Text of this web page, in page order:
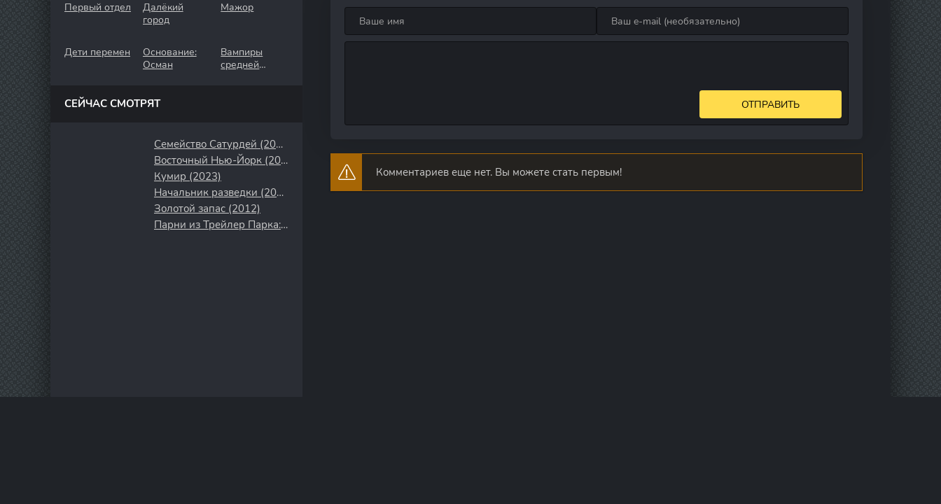
ОТПРАВИТЬ
Комментариев еще нет. Вы можете стать первым!
Первый отдел
Далёкий
город
Мажор
Дети перемен
Основание:
Осман
Вампиры
средней
СЕЙЧАС СМОТРЯТ
Семейство Сатурдей (2008)
Восточный Нью-Йорк (2022)
Кумир (2023)
Начальник разведки (2022)
Золотой запас (2012)
Парни из Трейлер Парка: Вне Парка (2016)